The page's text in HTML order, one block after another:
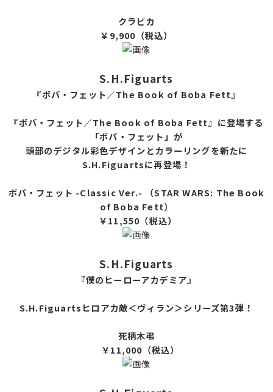
クラピカ
￥9,900（税込）
S.H.Figuarts
『ボバ・フェット／The Book of Boba Fett』
『ボバ・フェット／The Book of Boba Fett』に登場する
「ボバ・フェット」が
頭部のデジタル彩色デザインとカラーリングを新たに
S.H.Figuartsに再登場！
ボバ・フェット -Classic Ver.- （STAR WARS: The Book
of Boba Fett）
￥11,550（税込）
S.H.Figuarts
『僕のヒーローアカデミア』
S.H.Figuartsヒロアカ敵＜ヴィラン＞シリーズ第3弾！
死柄木弔
￥11,000（税込）